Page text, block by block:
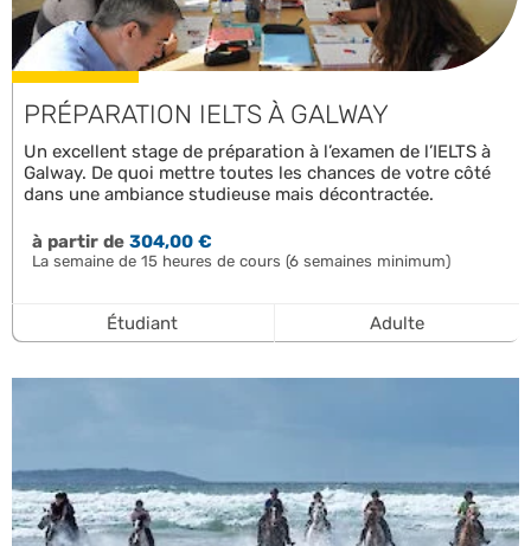
PRÉPARATION IELTS À GALWAY
Un excellent stage de préparation à l’examen de l’IELTS à
Galway. De quoi mettre toutes les chances de votre côté
dans une ambiance studieuse mais décontractée.
à partir de304,00 €
La semaine de 15 heures de cours (6 semaines minimum)
Étudiant Adulte